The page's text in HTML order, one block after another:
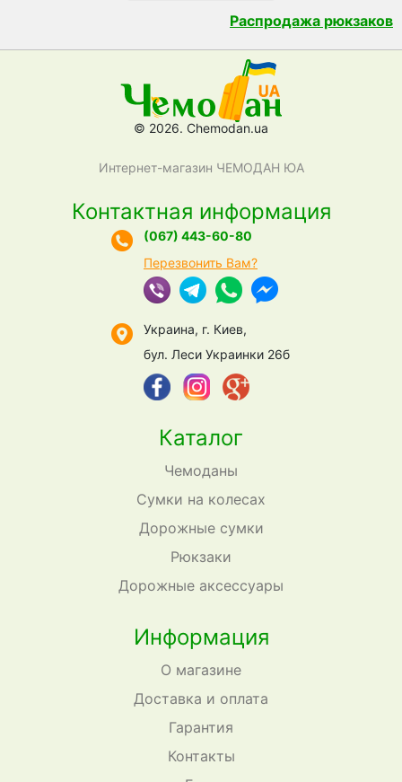
Распродажа рюкзаков
© 2026. Chemodan.ua
Интернет-магазин ЧЕМОДАН ЮА
Каталог
Чемоданы
Сумки на колесах
Дорожные сумки
Рюкзаки
Дорожные аксессуары
Информация
О магазине
Доставка и оплата
Гарантия
Контакты
Контактная информация
(067) 443-60-80
Перезвонить Вам?
Украина, г. Киев,
бул. Леси Украинки 26б